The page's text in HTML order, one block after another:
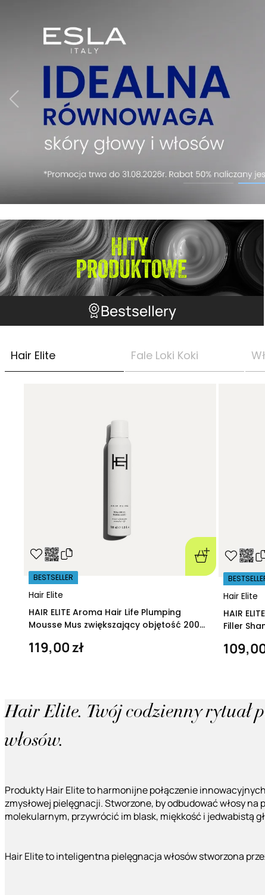
Bestsellery
Hair Elite Fale Loki Koki
Hair Elite
BESTSELLER
HAIR ELITE Aroma Hair Life Plumping
Mousse Mus zwiększający objętość 200
119,00 zł
Hair Elite
HAIR
Filler
Hair Elite. Twój codzienny rytuał
włosów.
Produkty Hair Elite to harmonijne połączenie
zmysłowej pielęgnacji. Stworzone, by odbudować włosy na
molekularnym, przywrócić im blask, miękkość i jedwabistą
Hair Elite to inteligentna pielęgnacja włosów stworzona